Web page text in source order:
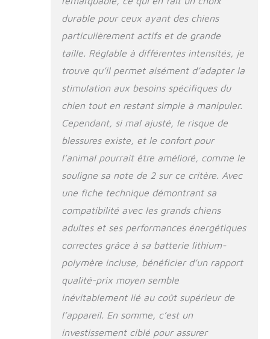
durable pour ceux ayant des chiens
particulièrement actifs et de grande
taille. Réglable à différentes intensités, je
trouve qu’il permet aisément d’adapter la
stimulation aux besoins spécifiques du
chien tout en restant simple à manipuler.
Cependant, si mal ajusté, le risque de
blessures existe, et le confort pour
l’animal pourrait être amélioré, comme le
souligne sa note de 2 sur ce critère. Avec
une fiche technique démontrant sa
compatibilité avec les grands chiens
adultes et ses performances énergétiques
correctes grâce à sa batterie lithium-
polymère incluse, bénéficier d’un rapport
qualité-prix moyen semble
inévitablement lié au coût supérieur de
l’appareil. En somme, c’est un
investissement ciblé pour assurer